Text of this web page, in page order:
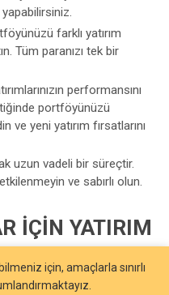
farklı yatırım
Tüm paranızı tek bir
performansını
portföyünüzü
ve yeni yatırım fırsatlarını
uzun vadeli bir süreçtir.
ve sabırlı olun.
İÇIN YATIRIM
tavsiyeleri:
için, amaçlarla sınırlı